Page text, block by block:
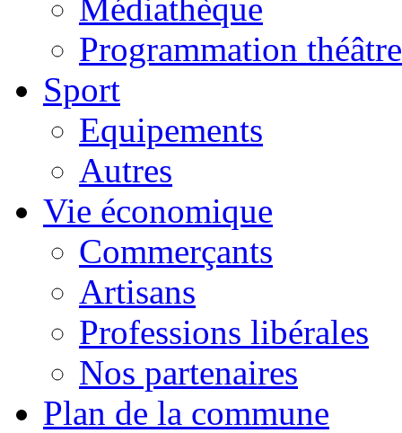
Médiathèque
Programmation théâtre
Sport
Equipements
Autres
Vie économique
Commerçants
Artisans
Professions libérales
Nos partenaires
Plan de la commune